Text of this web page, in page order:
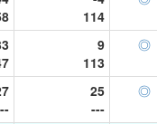
114
9
113
◎
25
---
◎